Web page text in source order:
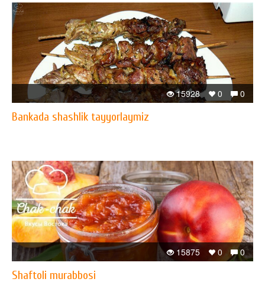
0
0
15928
Bankada shashlik tayyorlaymiz
0
0
15875
Shaftoli murabbosi